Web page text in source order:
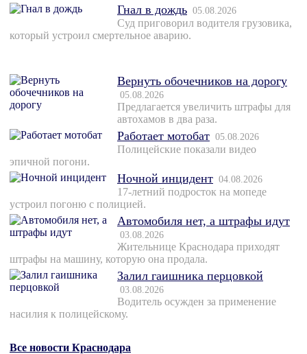
Гнал в дождь 05.08.2026
Суд приговорил водителя грузовика,
который устроил смертельное аварию.
Вернуть обочечников на дорогу
05.08.2026
Предлагается увеличить штрафы для
автохамов в два раза.
Работает мотобат 05.08.2026
Полицейские показали видео
эпичной погони.
Ночной инцидент 04.08.2026
17-летний подросток на мопеде
устроил погоню с полицией.
Автомобиля нет, а штрафы идут
03.08.2026
Жительнице Краснодара приходят
штрафы на машину, которую она продала.
Залил гаишника перцовкой
03.08.2026
Водитель осужден за применение
насилия к полицейскому.
Все новости Краснодара